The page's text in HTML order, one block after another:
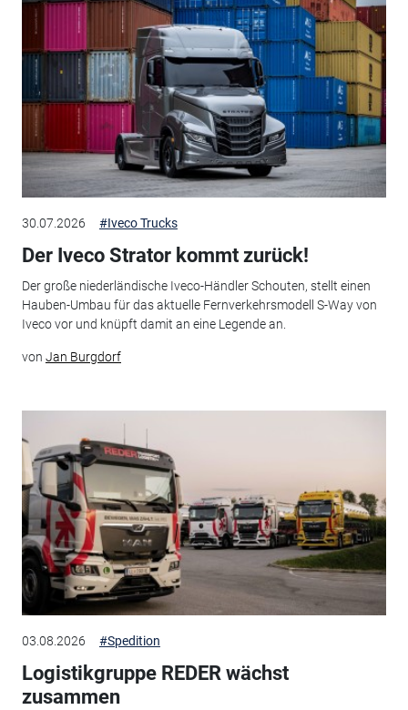
30.07.2026 #Iveco Trucks
Der Iveco Strator kommt zurück!
Der große niederländische Iveco-Händler Schouten, stellt einen
Hauben-Umbau für das aktuelle Fernverkehrsmodell S-Way von
Iveco vor und knüpft damit an eine Legende an.
von Jan Burgdorf
03.08.2026 #Spedition
Logistikgruppe REDER wächst
zusammen